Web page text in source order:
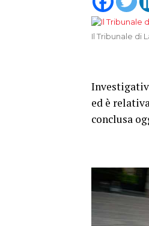
Il Tribunale di
ed è
conclusa